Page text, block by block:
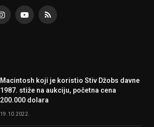
InstagramYouTubeRSS
Macintosh koji je koristio Stiv Džobs davne
1987. stiže na aukciju, početna cena
200.000 dolara
19.10.2022.